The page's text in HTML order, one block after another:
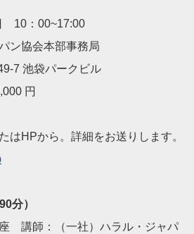
10：00~17:00
ン協会本部事務局
7 池袋パークビル
円
はHPから。詳細をお送りします。
分）
講師：（一社）ハラル・ジャパ